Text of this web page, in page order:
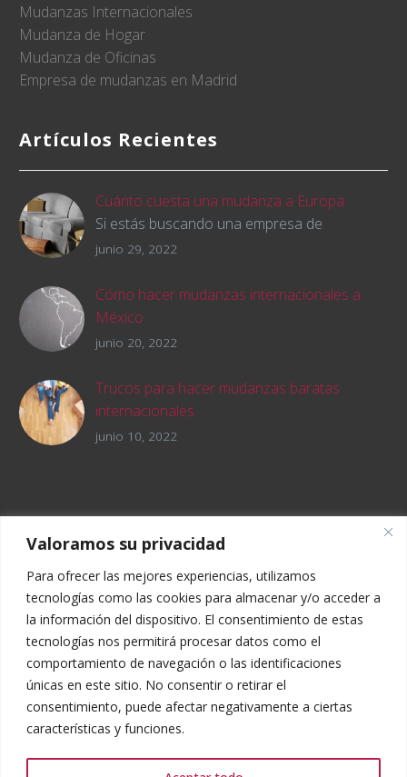
Valoramos su privacidad
Para ofrecer las mejores experiencias, utilizamos
tecnologías como las cookies para almacenar y/o acceder a
la información del dispositivo. El consentimiento de estas
tecnologías nos permitirá procesar datos como el
comportamiento de navegación o las identificaciones
únicas en este sitio. No consentir o retirar el
consentimiento, puede afectar negativamente a ciertas
características y funciones.
Mudanzas Internacionales
Mudanza de Hogar
Mudanza de Oficinas
Empresa de mudanzas en Madrid
Artículos Recientes
Cuánto cuesta una mudanza a Europa
Si estás buscando una empresa de
mudanzas para cambiar de país y trasladar
el presupuesto de la mudanza desde el
minuto uno. Lo que mucha gente no sabe es
que esto es muy difícil debido a los diversos
hora de saber cuánto cuesta una mudanza a
Europa.
junio 29, 2022
Cómo hacer mudanzas internacionales a
México
Muchos soñamos con tener la oportunidad
paisajes y cultura. Sin embargo, muchas
veces nos parece muy complicado encontrar
trabajo y, sobre todo porque no sabemos
junio 20, 2022
Trucos para hacer mudanzas baratas
internacionales
Actualmente, las mudanzas a otro país están
junio 10, 2022